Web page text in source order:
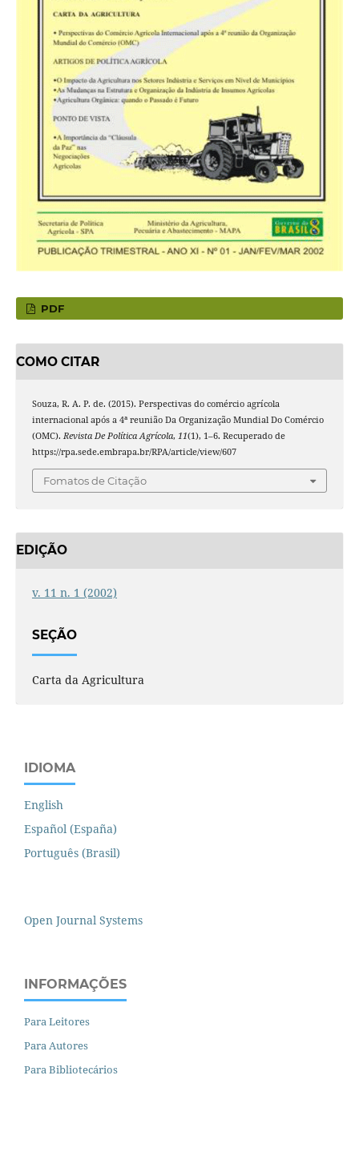
PDF
COMO CITAR
Souza, R. A. P. de. (2015). Perspectivas do comércio agrícola
internacional após a 4ª reunião Da Organização Mundial Do Comércio
(OMC). Revista De Política Agrícola, 11(1), 1–6. Recuperado de
https://rpa.sede.embrapa.br/RPA/article/view/607
Fomatos de Citação
EDIÇÃO
v. 11 n. 1 (2002)
SEÇÃO
Carta da Agricultura
IDIOMA
English
Español (España)
Português (Brasil)
Open Journal Systems
INFORMAÇÕES
Para Leitores
Para Autores
Para Bibliotecários